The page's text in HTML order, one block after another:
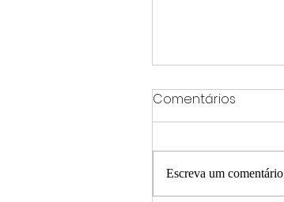
Comentários
Escreva um comentário